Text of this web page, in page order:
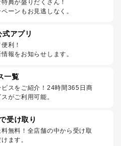
典が盛りだくさん！
ーンもお見逃しなく。
アプリ
利！
報をお知らせします。
一覧
スをご紹介！24時間365日商
がご利用可能。
受け取り
無料！全店舗の中から受け取
ます。